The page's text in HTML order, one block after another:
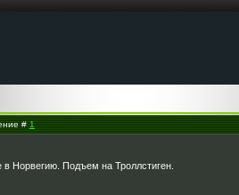
#1
в Норвегию. Подъем на Троллстиген.